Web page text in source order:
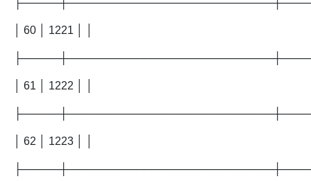
│ 60 │ 1221 │ │
│ 61 │ 1222 │ │
│ 62 │ 1223 │ │